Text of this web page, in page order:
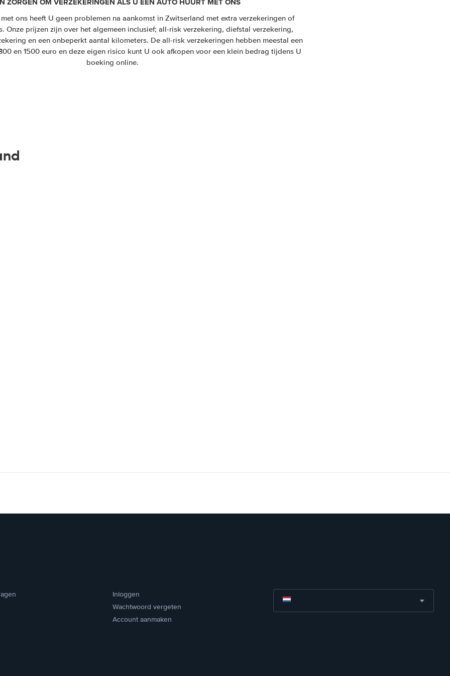
ons heeft U geen problemen na aankomst in Zwitserland met extra verzekeringen of
Onze prijzen zijn over het algemeen inclusief; all-risk verzekering, diefstal verzekering,
en een onbeperkt aantal kilometers. De all-risk verzekeringen hebben meestal een
en 1500 euro en deze eigen risico kunt U ook afkopen voor een klein bedrag tijdens U
boeking online.
Inloggen
Wachtwoord vergeten
Account aanmaken